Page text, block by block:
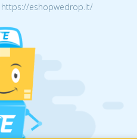
eshopwedrop.lt/